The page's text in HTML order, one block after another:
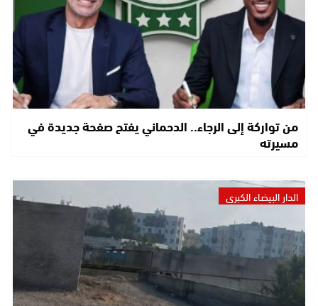
من تواركة إلى الرجاء.. الدحماني يفتح صفحة جديدة في
مسيرته
الدار البيضاء الكبرى